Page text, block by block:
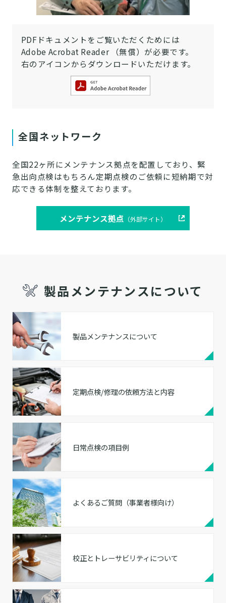
PDFドキュメントをご覧いただくためには
Adobe Acrobat Reader （無償）が必要です。
右のアイコンからダウンロードいただけます。
全国ネットワーク
全国22ヶ所にメンテナンス拠点を配置しており、緊
急出向点検はもちろん定期点検のご依頼に短納期で対
応できる体制を整えております。
メンテナンス拠点 （外部サイト）
製品メンテナンスについて
製品メンテナンスについて
定期点検/修理の依頼方法と内容
日常点検の項目例
よくあるご質問（事業者様向け）
校正とトレーサビリティについて